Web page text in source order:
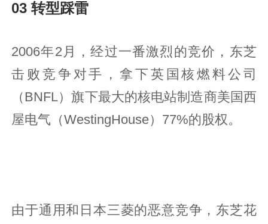
03 转型踩雷
2006年2月，经过一番激烈的竞价，东芝
击败竞争对手，拿下英国核燃料公司
（BNFL）旗下最大的核电站制造商美国西
屋电气（WestingHouse）77%的股权。
由于通用和日本三菱的恶意竞争，东芝花